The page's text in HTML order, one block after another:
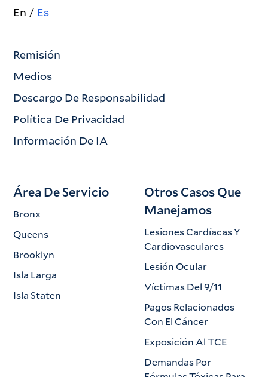
En Es
Remisión
Medios
Descargo De Responsabilidad
Política De Privacidad
Información De IA
Área De Servicio
Bronx
Queens
Brooklyn
Isla Larga
Isla Staten
Otros Casos Que
Manejamos
Lesiones Cardíacas Y
Cardiovasculares
Lesión Ocular
Víctimas Del 9/11
Pagos Relacionados
Con El Cáncer
Exposición Al TCE
Demandas Por